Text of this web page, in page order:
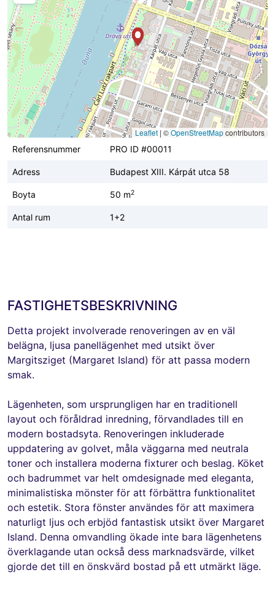
Leaflet | ©OpenStreetMapcontributors
Referensnummer
PRO ID #00011
Adress Budapest XIII. Kárpát utca 58
Boyta 50 m2
Antal rum 1+2
FASTIGHETSBESKRIVNING
Detta projekt involverade renoveringen av en väl
belägna, ljusa panellägenhet med utsikt över
Margitsziget (Margaret Island) för att passa modern
smak.
Lägenheten, som ursprungligen har en traditionell
layout och föråldrad inredning, förvandlades till en
modern bostadsyta. Renoveringen inkluderade
uppdatering av golvet, måla väggarna med neutrala
toner och installera moderna fixturer och beslag. Köket
och badrummet var helt omdesignade med eleganta,
minimalistiska mönster för att förbättra funktionalitet
och estetik. Stora fönster användes för att maximera
naturligt ljus och erbjöd fantastisk utsikt över Margaret
Island. Denna omvandling ökade inte bara lägenhetens
överklagande utan också dess marknadsvärde, vilket
gjorde det till en önskvärd bostad på ett utmärkt läge.